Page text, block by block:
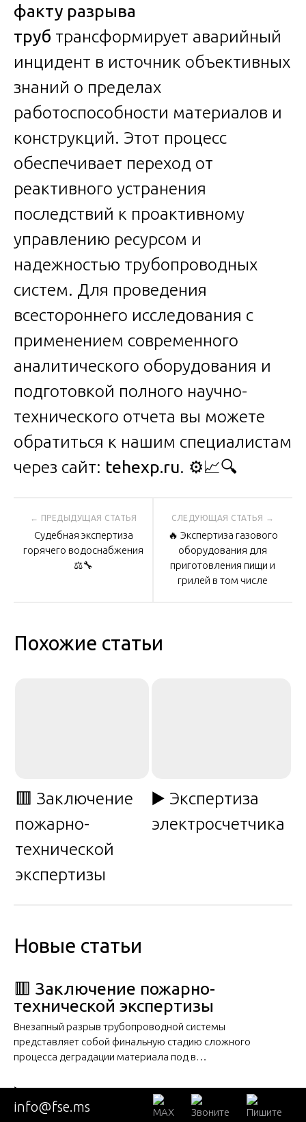
факту разрыва
труб трансформирует аварийный
инцидент в источник объективных
знаний о пределах
работоспособности материалов и
конструкций. Этот процесс
обеспечивает переход от
реактивного устранения
последствий к проактивному
управлению ресурсом и
надежностью трубопроводных
систем. Для проведения
всестороннего исследования с
применением современного
аналитического оборудования и
подготовкой полного научно-
технического отчета вы можете
обратиться к нашим специалистам
через сайт: tehexp.ru. ⚙️📈🔍
Навигация
по
Судебная экспертиза
горячего водоснабжения
⚖️🔧
🔥 Экспертиза газового
оборудования для
приготовления пищи и
грилей в том числе
Похожие статьи
🟥 Заключение
пожарно-
технической
экспертизы
▶️ Экспертиза
электросчетчика
Новые статьи
🟥 Заключение пожарно-
технической экспертизы
Внезапный разрыв трубопроводной системы
представляет собой финальную стадию сложного
процесса деградации материала под в…
▶️ Экспертиза электросчетчика
Внезапный разрыв трубопроводной системы
info@fse.ms